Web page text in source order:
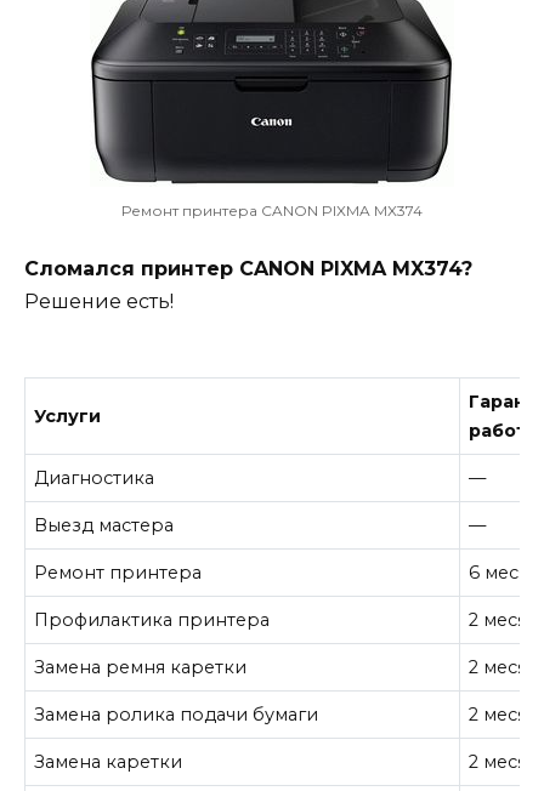
Ремонт принтера CANON PIXMA MX374
Сломался принтер CANON PIXMA MX374?
Решение есть!
Услуги
работу
Диагностика —
Выезд мастера —
Ремонт принтера 6
Профилактика принтера 2
Замена ремня каретки 2
Замена ролика подачи бумаги 2
Замена каретки 2